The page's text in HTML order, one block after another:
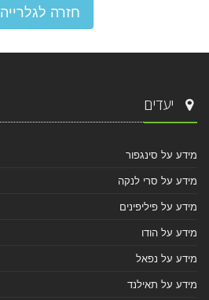
חזרה לגלרייה
יעדים
מידע על סינגפור
מידע על סרי לנקה
מידע על פיליפינים
מידע על הודו
מידע על נפאל
מידע על תאילנד